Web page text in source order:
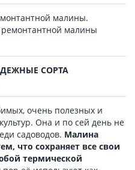
малины.
малины
СОРТА
очень полезных и
Она и по сей день не
садоводов. Малина
что сохраняет все свои
термической